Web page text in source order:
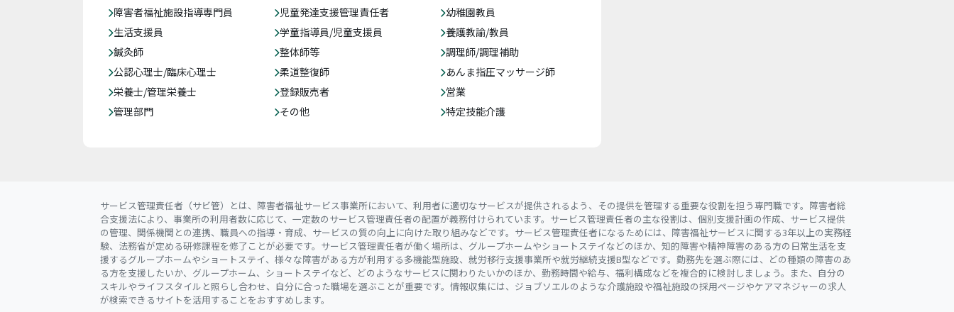
障害者福祉施設指導専門員
児童発達支援管理責任者
幼稚園教員
生活支援員
学童指導員/児童支援員
養護教諭/教員
鍼灸師
整体師等
調理師/調理補助
公認心理士/臨床心理士
柔道整復師
あんま指圧マッサージ師
栄養士/管理栄養士
登録販売者
営業
管理部門
その他 特定技能介護
サービス管理責任者（サビ管）とは、障害者福祉サービス事業所において、利用者に適切なサービスが提供されるよう、その提供を管理する重要な役割を担う専門職です。障害者総
合支援法により、事業所の利用者数に応じて、一定数のサービス管理責任者の配置が義務付けられています。サービス管理責任者の主な役割は、個別支援計画の作成、サービス提供
の管理、関係機関との連携、職員への指導・育成、サービスの質の向上に向けた取り組みなどです。サービス管理責任者になるためには、障害福祉サービスに関する3年以上の実務経
験、法務省が定める研修課程を修了ことが必要です。サービス管理責任者が働く場所は、グループホームやショートステイなどのほか、知的障害や精神障害のある方の日常生活を支
援するグループホームやショートステイ、様々な障害がある方が利用する多機能型施設、就労移行支援事業所や就労継続支援B型などです。勤務先を選ぶ際には、どの種類の障害のあ
る方を支援したいか、グループホーム、ショートステイなど、どのようなサービスに関わりたいかのほか、勤務時間や給与、福利構成などを複合的に検討しましょう。また、自分の
スキルやライフスタイルと照らし合わせ、自分に合った職場を選ぶことが重要です。情報収集には、ジョブソエルのような介護施設や福祉施設の採用ページやケアマネジャーの求人
が検索できるサイトを活用することをおすすめします。